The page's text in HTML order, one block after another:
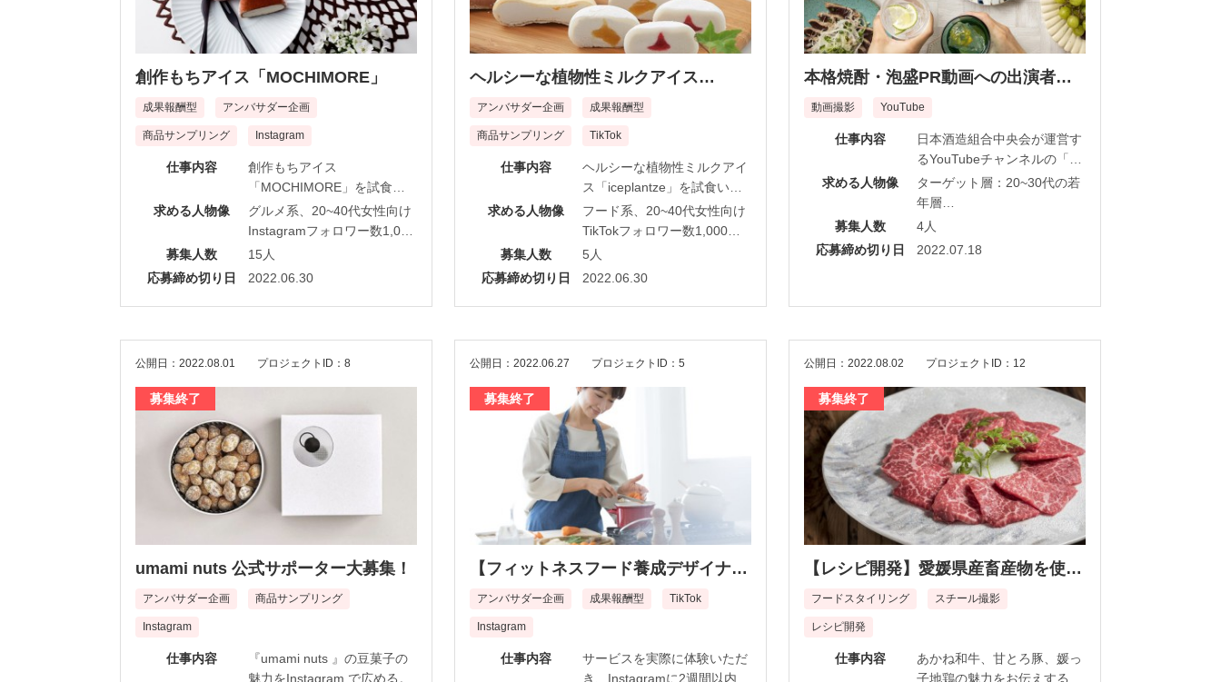
創作もちアイス「MOCHIMORE」
成果報酬型 アンバサダー企画
商品サンプリング Instagram
仕事内容
創作もちアイス
「MOCHIMORE」を試食い
ただき、Instagramにて魅力
発信をしていただける方を募
集しております♪
求める人物像
グルメ系、20~40代女性向け
Instagramフォロワー数1,000
人以上
募集人数
15人
応募締め切り日
2022.06.30
ヘルシーな植物性ミルクアイス
「iceplantze」
アンバサダー企画 成果報酬型
商品サンプリング TikTok
仕事内容
ヘルシーな植物性ミルクアイ
ス「iceplantze」を試食いた
だき、TikTokにて魅力発信を
していただける方を募集して
おります♪
求める人物像
フード系、20~40代女性向け
TikTokフォロワー数1,000人
以上
募集人数
5人
応募締め切り日
2022.06.30
本格焼酎・泡盛PR動画への出演者募
集！
動画撮影 YouTube
仕事内容
日本酒造組合中央会が運営す
るYouTubeチャンネルの「焼
酎部~ShowTube~」に動画
3~10本程度出演いただける方
を募集しています。
求める人物像
ターゲット層：20~30代の若
年層
条件：本格焼酎・泡盛が好
き、男女問わず、お話が好
す。
募集人数
4人
応募締め切り日
2022.07.18
公開日：2022.08.01 プロジェクトID：8
募集終了
umami nuts 公式サポーター大募集！
アンバサダー企画 商品サンプリング
Instagram
仕事内容
『umami nuts 』の豆菓子の
魅力をInstagram で広める。
公開日：2022.06.27 プロジェクトID：5
募集終了
【フィットネスフード養成デザイナー
講座（オンライン）】のPR投稿
アンバサダー企画 成果報酬型 TikTok
Instagram
仕事内容
サービスを実際に体験いただ
き、Instagramに2週間以内に
公開日：2022.08.02 プロジェクトID：12
募集終了
【レシピ開発】愛媛県産畜産物を使っ
た秋冬メニューの開発
フードスタイリング スチール撮影
レシピ開発
仕事内容
あかね和牛、甘とろ豚、媛っ
子地鶏の魅力をお伝えする秋